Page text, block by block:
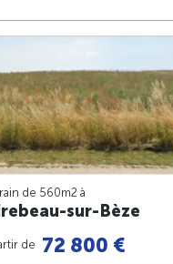
de 560m2 à
sur-Bèze
de 72 800 €